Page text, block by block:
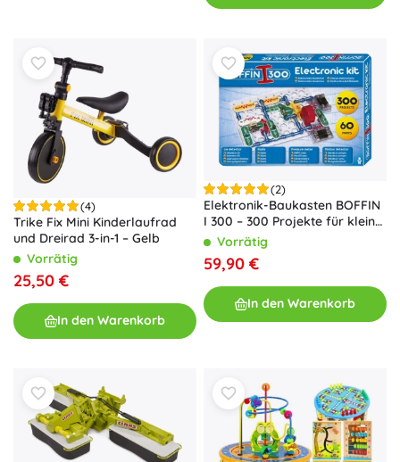
(4)
Trike Fix Mini Kinderlaufrad
und Dreirad 3-in-1 – Gelb
Vorrätig
25,50 €
In den Warenkorb
(2)
Elektronik-Baukasten BOFFIN
I 300 – 300 Projekte für kleine
Elektrotechniker
Vorrätig
59,90 €
In den Warenkorb